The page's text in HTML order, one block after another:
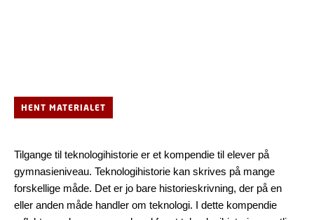
HENT MATERIALET
Tilgange til teknologihistorie er et kompendie til elever på
gymnasieniveau. Teknologihistorie kan skrives på mange
forskellige måde. Det er jo bare historieskrivning, der på en
eller anden måde handler om teknologi. I dette kompendie